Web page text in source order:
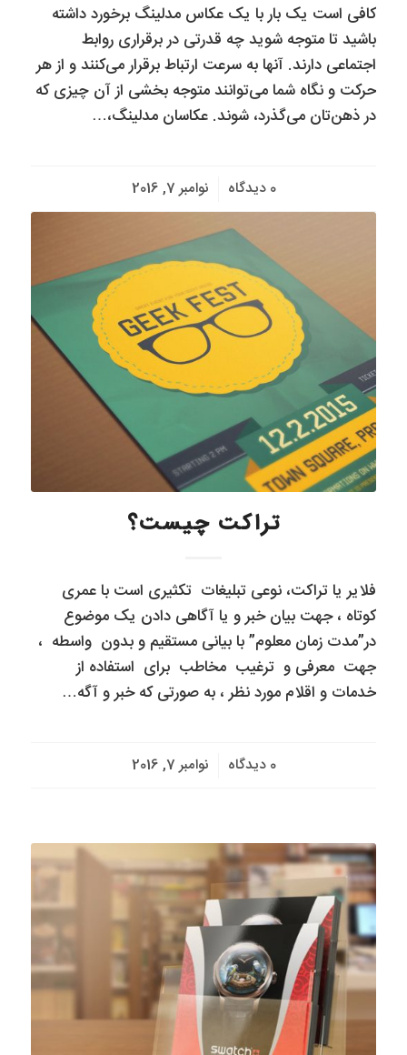
کافی است یک بار با یک عکاس مدلینگ برخورد داشته
باشید تا متوجه شوید چه قدرتی در برقراری روابط
اجتماعی دارند. آنها به سرعت ارتباط برقرار می‌کنند و از هر
حرکت و نگاه شما می‌توانند متوجه بخشی از آن چیزی که
در ذهن‌تان می‌گذرد، شوند. عکاسان مدلینگ،…
0 دیدگاه/ نوامبر 7, 2016
تراکت چیست؟
فلایر یا تراکت، نوعی تبلیغات تکثیری است با عمری
کوتاه ، جهت بیان خبر و یا آگاهی دادن یک موضوع
در”مدت زمان معلوم” با بیانی مستقیم و بدون واسطه ،
جهت معرفی و ترغیب مخاطب برای استفاده از
خدمات و اقلام مورد نظر ، به صورتی که خبر و آگه…
0 دیدگاه/ نوامبر 7, 2016